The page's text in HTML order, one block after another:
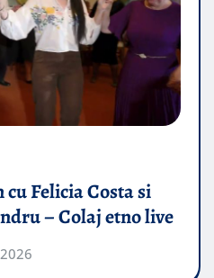
Felicia Costa si
– Colaj etno live